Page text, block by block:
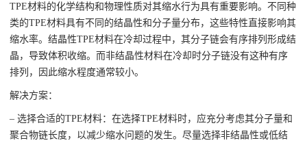
TPE材料的化学结构和物理性质对其缩水行为具有重要影响。不同种
类的TPE材料具有不同的结晶性和分子量分布，这些特性直接影响其
缩水率。结晶性TPE材料在冷却过程中，其分子链会有序排列形成结
晶，导致体积收缩。而非结晶性材料在冷却时分子链没有这种有序
排列，因此缩水程度通常较小。
解决方案：
– 选择合适的TPE材料：在选择TPE材料时，应充分考虑其分子量和
聚合物链长度，以减少缩水问题的发生。尽量选择非结晶性或低结